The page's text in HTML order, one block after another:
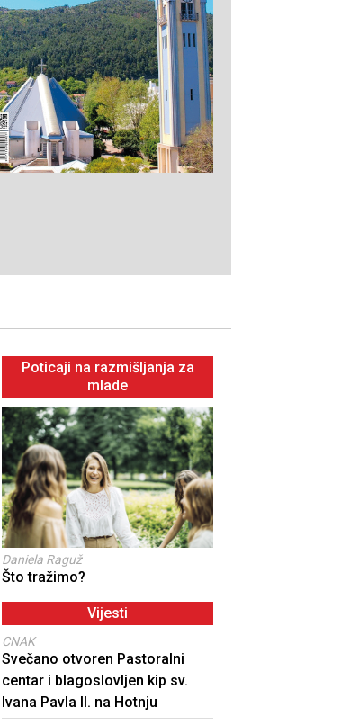
mrkanska
Slavljena
djece
Poticaji na razmišljanja za
mlade
Daniela Raguž
Što tražimo?
Vijesti
CNAK
Svečano otvoren Pastoralni
centar i blagoslovljen kip sv.
Ivana Pavla II. na Hotnju